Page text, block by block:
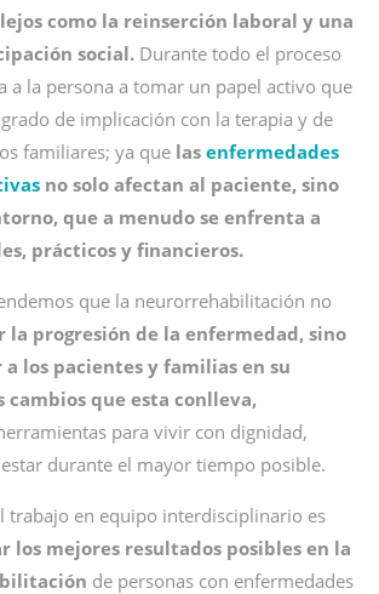
como la reinserción laboral y una
social. Durante todo el proceso
a la persona a tomar un papel activo que
de implicación con la terapia y de
familiares; ya que las enfermedades
no solo afectan al paciente, sino
que a menudo se enfrenta a
prácticos y financieros.
que la neurorrehabilitación no
la progresión de la enfermedad, sino
los pacientes y familias en su
cambios que esta conlleva,
para vivir con dignidad,
durante el mayor tiempo posible.
trabajo en equipo interdisciplinario es
los mejores resultados posibles en la
de personas con enfermedades